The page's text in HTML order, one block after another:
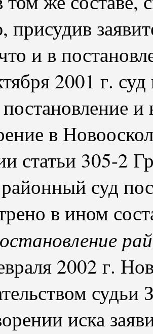
присудив
и в
2001 г.
в
статьи 305-2
суд
в ином
2002 г.
судьи
иска